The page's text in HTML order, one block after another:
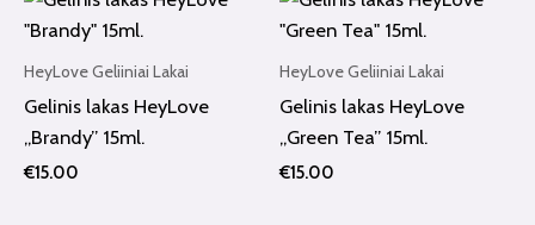
HeyLove Geliiniai Lakai
Gelinis lakas HeyLove
„Brandy” 15ml.
€15.00
HeyLove Geliiniai Lakai
Gelinis lakas HeyLove
„Green Tea” 15ml.
€15.00